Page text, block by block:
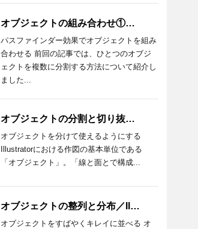
オブジェクトの組み合わせ①／Illustrator_024
パスファインダー効果でオブジェクトを組み
合わせる 前回の記事では、ひとつのオブジ
ェクトを複数に分割する方法について紹介し
ました...
オブジェクトの分割と切り抜き／Illustrator_023
オブジェクトを分けて使えるようにする
Illustratorにおける作図の基本単位である
「オブジェクト」。「線と面とで構成...
オブジェクトの整列と分布／Illustrator_022
オブジェクトをすばやくキレイに並べる オ